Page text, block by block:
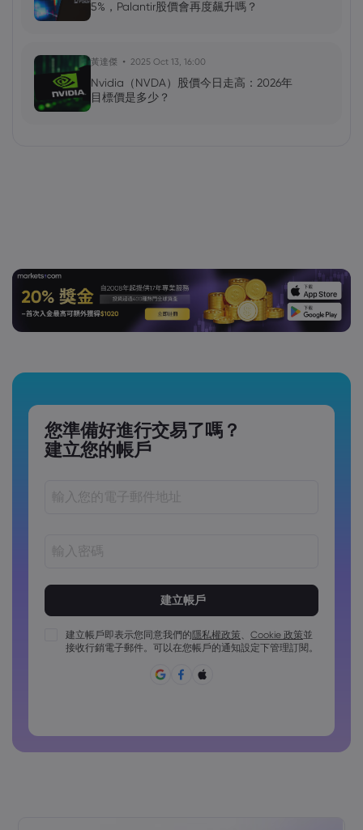
5%，Palantir股價會再度飆升嗎？
黃達傑 2025 Oct 13, 16:00
Nvidia（NVDA）股價今日走高：2026年
目標價是多少？
您準備好進行交易了嗎？
建立您的帳戶
密碼長度必須介於 8 到 15 個字元之間
密碼必須包含至少 1 個大寫字元
密碼必須包含至少 1 個小寫字元
密碼必須包含 ~!@#£%^&*()_-+=:;&lt;&gt;{,[]?,.
建立帳戶即表示您同意我們的隱私權政策、 Cookie 政策並
接收行銷電子郵件。可以在您帳戶的通知設定下管理訂閱。